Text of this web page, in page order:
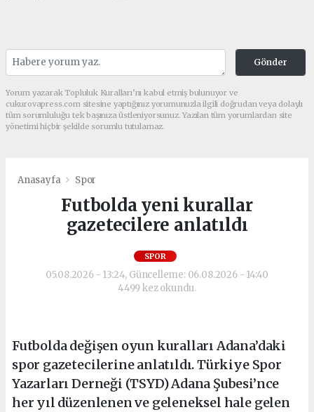
Gönder
Yorum yazarak Topluluk Kuralları’nı kabul etmiş bulunuyor ve
cukurovapress.com sitesine yaptığınız yorumunuzla ilgili doğrudan veya dolaylı
tüm sorumluluğu tek başınıza üstleniyorsunuz. Yazılan tüm yorumlardan site
yönetimi hiçbir şekilde sorumlu tutulamaz.
Anasayfa Spor
Futbolda yeni kurallar
gazetecilere anlatıldı
SPOR
05.08.2026 - 13:24, Güncelleme: 06.08.2026 - 14:40
4499 kez okundu.
Futbolda değişen oyun kuralları Adana’daki
spor gazetecilerine anlatıldı. Türkiye Spor
Yazarları Derneği (TSYD) Adana Şubesi’nce
her yıl düzenlenen ve geleneksel hale gelen